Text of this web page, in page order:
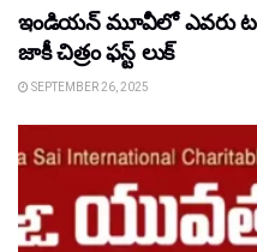
ఇండియన్ మూవీలో ఎవరు
జాకీ చిత్రం ఫస్ట్ లుక్
SEPTEMBER 26, 2025